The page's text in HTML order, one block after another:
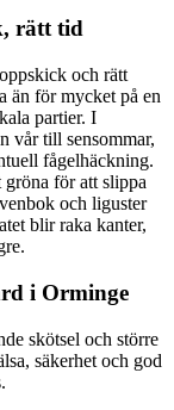
rätt tid
och rätt
än för mycket på en
partier. I
vår till sensommar,
fågelhäckning.
för att slippa
och liguster
blir raka kanter,
i Orminge
skötsel och större
säkerhet och god